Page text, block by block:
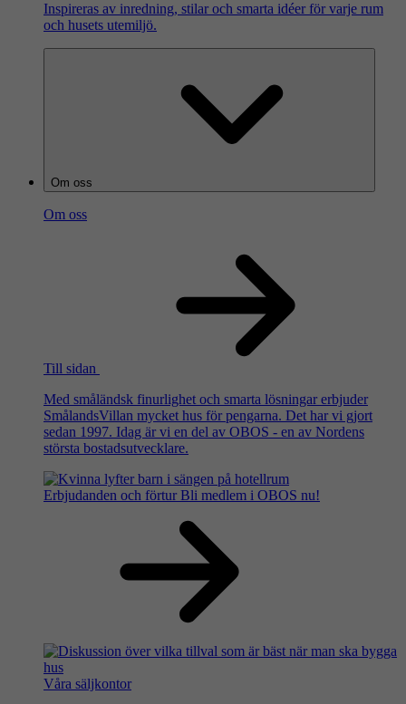
Inspireras av inredning, stilar och smarta idéer för varje rum
och husets utemiljö.
Om oss
Om oss
Till sidan
Med småländsk finurlighet och smarta lösningar erbjuder
SmålandsVillan mycket hus för pengarna. Det har vi gjort
sedan 1997. Idag är vi en del av OBOS - en av Nordens
största bostadsutvecklare.
Erbjudanden och förtur Bli medlem i OBOS nu!
Våra säljkontor